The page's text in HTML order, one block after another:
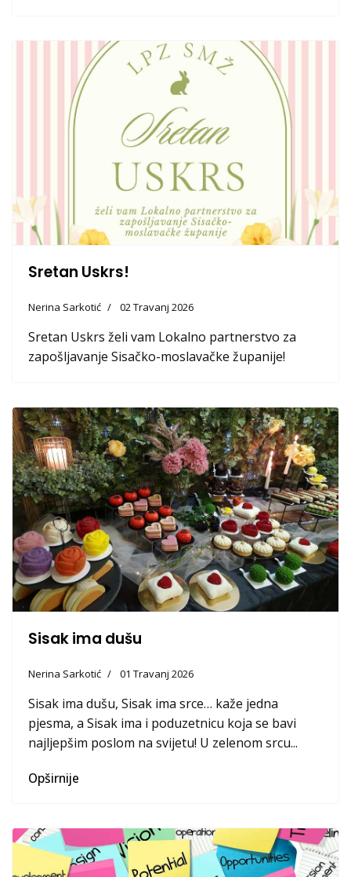
Sretan Uskrs!
Nerina Sarkotić 02 Travanj 2026
Sretan Uskrs želi vam Lokalno partnerstvo za
zapošljavanje Sisačko-moslavačke županije!
Sisak ima dušu
Nerina Sarkotić 01 Travanj 2026
Sisak ima dušu, Sisak ima srce… kaže jedna
pjesma, a Sisak ima i poduzetnicu koja se bavi
najljepšim poslom na svijetu! U zelenom srcu...
Opširnije